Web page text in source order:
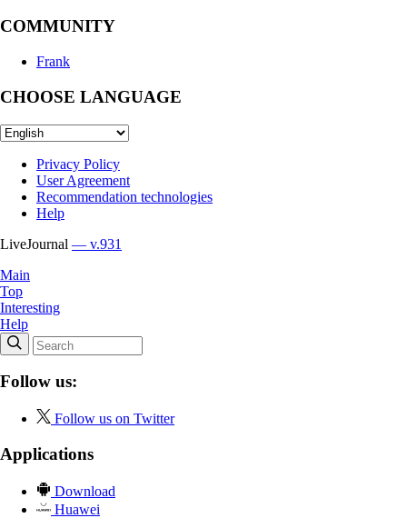
COMMUNITY
Frank
CHOOSE LANGUAGE
Privacy Policy
User Agreement
Recommendation technologies
Help
LiveJournal — v.931
Main
Top
Interesting
Help
Follow us:
Follow us on Twitter
Applications
Download
Huawei